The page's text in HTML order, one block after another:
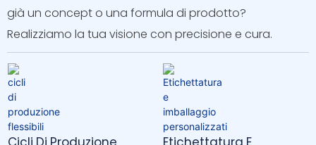
già un concept o una formula di prodotto?
Realizziamo la tua visione con precisione e cura.